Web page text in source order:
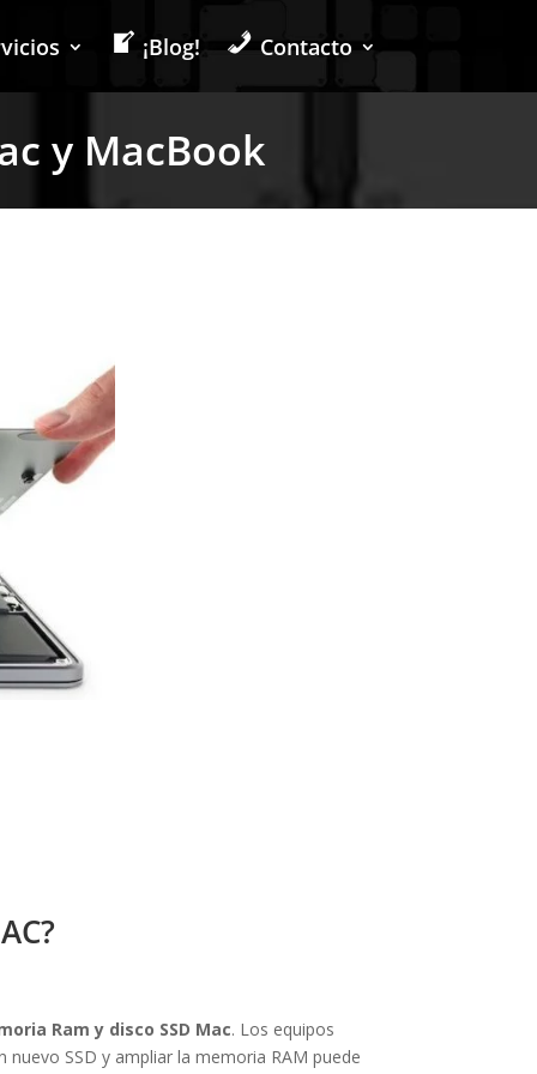
¡Blog! Contacto
y MacBook
Ram y disco SSD Mac. Los equipos
SSD y ampliar la memoria RAM puede